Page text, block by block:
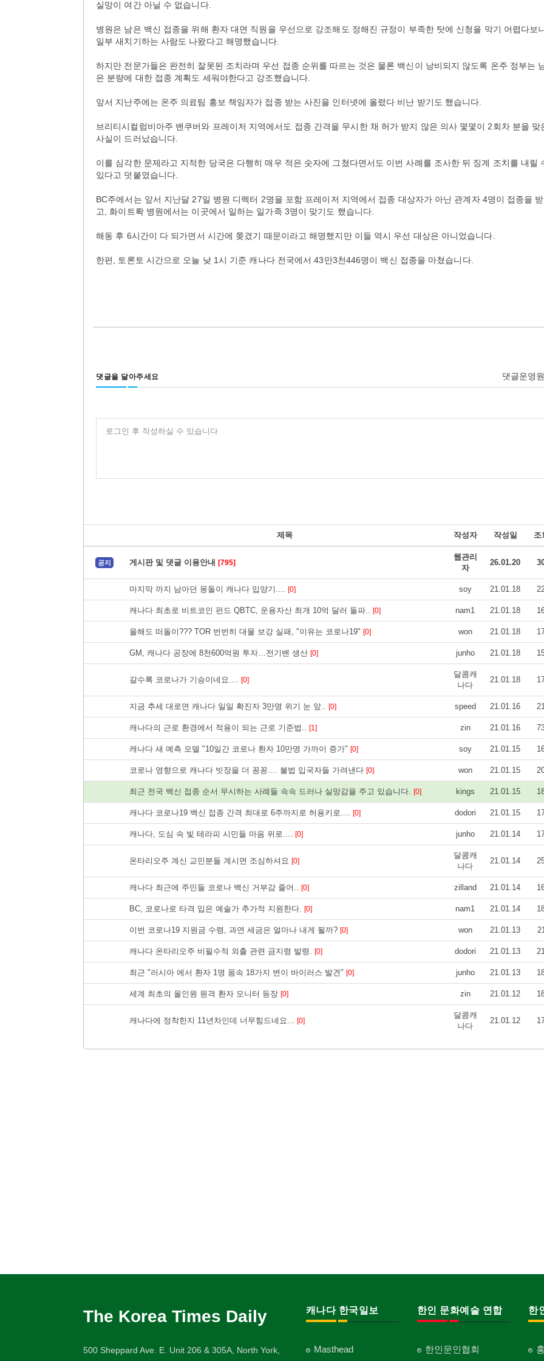
실망이 여간 아닐 수 없습니다.
병원은 남은 백신 접종을 위해 환자 대면 직원을 우선으로 강조해도 정해진 규정이 부족한 탓에 신청을 막기 어렵다보
일부 새치기하는 사람도 나왔다고 해명했습니다.
하지만 전문가들은 완전히 잘못된 조치라며 우선 접종 순위를 따르는 것은 물론 백신이 낭비되지 않도록 온주 정부는
은 분량에 대한 접종 계획도 세워야한다고 강조했습니다.
앞서 지난주에는 온주 의료팀 홍보 책임자가 접종 받는 사진을 인터넷에 올렸다 비난 받기도 했습니다.
브리티시컬럼비아주 밴쿠버와 프레이저 지역에서도 접종 간격을 무시한 채 허가 받지 않은 의사 몇몇이 2회차 분을 맞
사실이 드러났습니다.
이를 심각한 문제라고 지적한 당국은 다행히 매우 적은 숫자에 그쳤다면서도 이번 사례를 조사한 뒤 징계 조치를 내릴
있다고 덧붙였습니다.
BC주에서는 앞서 지난달 27일 병원 디렉터 2명을 포함 프레이저 지역에서 접종 대상자가 아닌 관계자 4명이 접종을
고, 화이트롹 병원에서는 이곳에서 일하는 일가족 3명이 맞기도 했습니다.
해동 후 6시간이 다 되가면서 시간에 쫒겼기 때문이라고 해명했지만 이들 역시 우선 대상은 아니었습니다.
한편, 토론토 시간으로 오늘 낮 1시 기준 캐나다 전국에서 43만3천446명이 백신 접종을 마쳤습니다.
댓글을 달아주세요 댓글운영
로그인 후 작성하실 수 있습니다
제목 작성자 작성일 조
공지 게시판 및 댓글 이용안내 [795]
웹관리
자
26.01.20
마지막 까지 남아던 몽돌이 캐나다 입양기.... [0] soy 21.01.18
캐나다 최초로 비트코인 펀드 QBTC, 운용자산 최개 10억 달러 돌파.. [0] nam1 21.01.18
올해도 떠돌이??? TOR 번번히 대물 보강 실패, "이유는 코로나19" [0] won 21.01.18
GM, 캐나다 공장에 8천600억원 투자…전기밴 생산 [0] junho 21.01.18
갈수록 코로나가 기승이네요.... [0]
달콤캐
나다
21.01.18
지금 추세 대로면 캐나다 일일 확진자 3만명 위기 눈 앞.. [0] speed 21.01.16
캐나다의 근로 환경에서 적용이 되는 근로 기준법.. [1] zin 21.01.16
캐나다 새 예측 모델 "10일간 코로나 환자 10만명 가까이 증가" [0] soy 21.01.15
코로나 영향으로 캐나다 빗장을 더 꽁꽁.... 불법 입국자들 가려낸다 [0] won 21.01.15
최근 전국 백신 접종 순서 무시하는 사례들 속속 드러나 실망감을 주고 있습니다. [0] kings 21.01.15
캐나다 코로나19 백신 접종 간격 최대로 6주까지로 허용키로.... [0] dodori 21.01.15
캐나다, 도심 속 빛 테라피 시민들 마음 위로.... [0] junho 21.01.14
온타리오주 계신 교민분들 계시면 조심하셔요 [0]
달콤캐
나다
21.01.14
캐나다 최근에 주민들 코로나 백신 거부감 줄어.. [0] zilland 21.01.14
BC, 코로나로 타격 입은 예술가 추가적 지원한다. [0] nam1 21.01.14
이번 코로나19 지원금 수령, 과연 세금은 얼마나 내게 될까? [0] won 21.01.13
캐나다 온타리오주 비필수적 외출 관련 금지령 발령. [0] dodori 21.01.13
최근 "러시아 에서 환자 1명 몸속 18가지 변이 바이러스 발견" [0] junho 21.01.13
세계 최초의 올인원 원격 환자 모니터 등장 [0] zin 21.01.12
캐나다에 정착한지 11년차인데 너무힘드네요... [0]
달콤캐
나다
21.01.12
The Korea Times Daily
500 Sheppard Ave. E. Unit 206 & 305A, North York,
캐나다 한국일보
Masthead
한인 문화예술 연합
한인문인협회
한